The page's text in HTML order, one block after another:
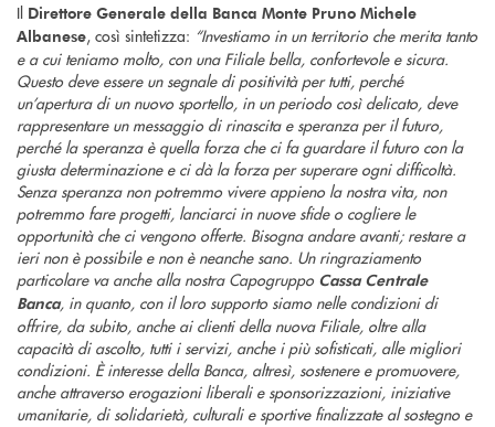
Il Direttore Generale della Banca Monte Pruno Michele
Albanese, così sintetizza: “Investiamo in un territorio che merita tanto
e a cui teniamo molto, con una Filiale bella, confortevole e sicura.
Questo deve essere un segnale di positività per tutti, perché
un’apertura di un nuovo sportello, in un periodo così delicato, deve
rappresentare un messaggio di rinascita e speranza per il futuro,
perché la speranza è quella forza che ci fa guardare il futuro con la
giusta determinazione e ci dà la forza per superare ogni difficoltà.
Senza speranza non potremmo vivere appieno la nostra vita, non
potremmo fare progetti, lanciarci in nuove sfide o cogliere le
opportunità che ci vengono offerte. Bisogna andare avanti; restare a
ieri non è possibile e non è neanche sano. Un ringraziamento
particolare va anche alla nostra Capogruppo Cassa Centrale
Banca, in quanto, con il loro supporto siamo nelle condizioni di
offrire, da subito, anche ai clienti della nuova Filiale, oltre alla
capacità di ascolto, tutti i servizi, anche i più sofisticati, alle migliori
condizioni. È interesse della Banca, altresì, sostenere e promuovere,
anche attraverso erogazioni liberali e sponsorizzazioni, iniziative
umanitarie, di solidarietà, culturali e sportive finalizzate al sostegno e